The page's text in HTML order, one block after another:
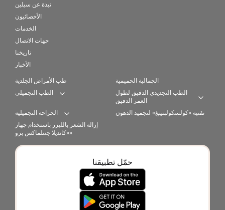
نبذة عن سيلين
الأخصائيون
الخدمات
جهات الاتصال
تاريخنا
الأخبار
طب الأمراض الجلدية
الجمالية الحميمية
الطب التجميلي
Expand category
الطب التجديدي الدقيق لطول
العمر الدقيق
الجراحة التجميلية
Expand category
تقنية «كولسكولبتينغ» لتجميد الدهون
إزالة الشعر بالليزر باستخدام جهاز
«كانديلا جنتلماكس برو»
حمّل تطبيقنا